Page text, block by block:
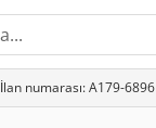
İlan numarası: A179-6896